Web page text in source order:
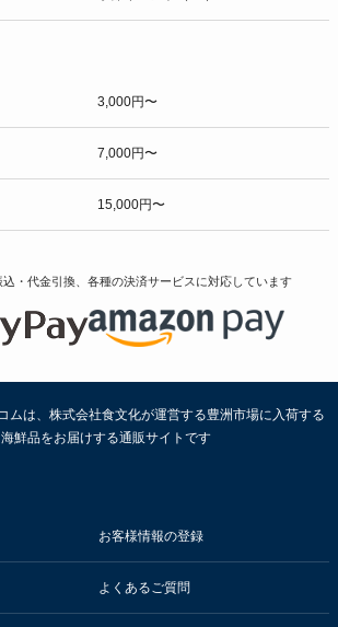
3,000円〜
7,000円〜
15,000円〜
・代金引換、各種の決済サービスに対応しています
ムは、株式会社食文化が運営する豊洲市場に入荷する
鮮品をお届けする通販サイトです
お客様情報の登録
よくあるご質問